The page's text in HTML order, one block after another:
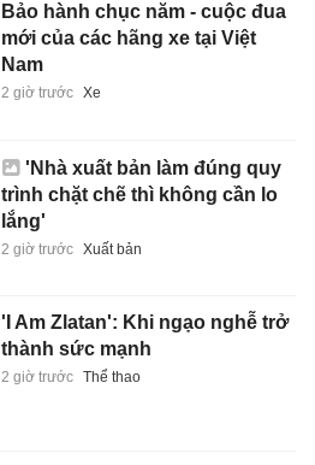
Bảo hành chục năm - cuộc đua
mới của các hãng xe tại Việt
Nam
2 giờ trước Xe
'Nhà xuất bản làm đúng quy
trình chặt chẽ thì không cần lo
lắng'
2 giờ trước Xuất bản
'I Am Zlatan': Khi ngạo nghễ trở
thành sức mạnh
2 giờ trước Thể thao